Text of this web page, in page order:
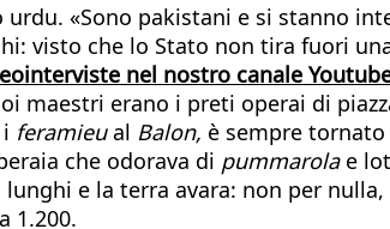
«Sono pakistani e si stanno
visto che lo Stato non tira fuori
nel nostro canale
maestri erano i preti operai di
feramieual Balon, è sempre tornato
che odorava di pummarolae
e la terra avara: non per
1.200.